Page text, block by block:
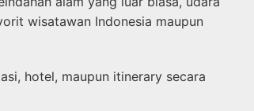
wisatawan Indonesia maupun
hotel, maupun itinerary secara